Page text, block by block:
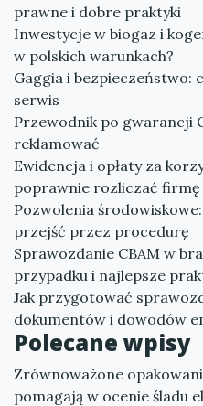
prawne i dobre praktyki
Inwestycje w biogaz i
w polskich warunkach?
Gaggia i bezpieczeństwo:
serwis
Przewodnik po gwarancji
reklamować
Ewidencja i opłaty za
poprawnie rozliczać firmę
Pozwolenia
przejść przez procedurę
Sprawozdanie CBAM w
przypadku i najlepsze
Jak przygotować
dokumentów i dowodów
Polecane wpisy
Zrównoważone
pomagają w ocenie śladu